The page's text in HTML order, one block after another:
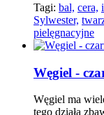
Tagi: bal, cera,
Sylwester,
pielęgnacyjne
Węgiel -
Węgiel ma
tego działa